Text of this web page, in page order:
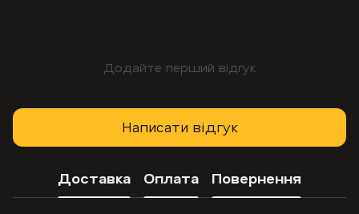
Додайте перший відгук
Написати відгук
Доставка Оплата Повернення